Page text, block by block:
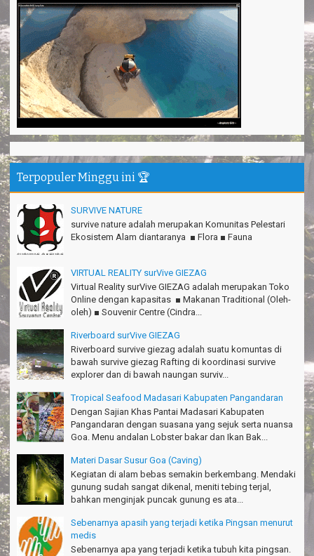
Rian - Surabaya
Thanks!Green canyon Amazing
William - Singapore
TRIms Team surVive atas panduan wisata Kabupaten
Pangandaran
Jacky - Depok
Haturnuhun kang Arief, Citumang seru!
Risna - Garut
TRIms surVive GIEZAG telah menemani kami ke Gn.Semeru.
Salam lestari!
Tapak Adventure Club - Bandung Barat
Thanks!
Michael - Sydney
Thanks Bodyrafting Green canyon, extreme, enjoy dan seru
Seru banget Pantai Batukaras!
Sudrajat - Kuningan
Nakata-Osaka Japan
Amazing palace
Hiromi - Fukusima Japan
Terpopuler Minggu ini 🏆
SURVIVE NATURE
survive nature adalah merupakan Komunitas Pelestari
Ekosistem Alam diantaranya ■ Flora ■ Fauna
VIRTUAL REALITY surVive GIEZAG
Virtual Reality surVive GIEZAG adalah merupakan Toko
Online dengan kapasitas ■ Makanan Traditional (Oleh-
oleh) ■ Souvenir Centre (Cindra...
Riverboard surVive GIEZAG
Riverboard survive giezag adalah suatu komuntas di
bawah survive giezag Rafting di koordinasi survive
explorer dan di bawah naungan surviv...
Tropical Seafood Madasari Kabupaten Pangandaran
Dengan Sajian Khas Pantai Madasari Kabupaten
Pangandaran dengan suasana yang sejuk serta nuansa
Goa. Menu andalan Lobster bakar dan Ikan Bak...
Materi Dasar Susur Goa (Caving)
Kegiatan di alam bebas semakin berkembang. Mendaki
gunung sudah sangat dikenal, meniti tebing terjal,
bahkan menginjak puncak gunung es ata...
Sebenarnya apasih yang terjadi ketika Pingsan menurut
medis
Sebenarnya apa yang terjadi ketika tubuh kita pingsan.